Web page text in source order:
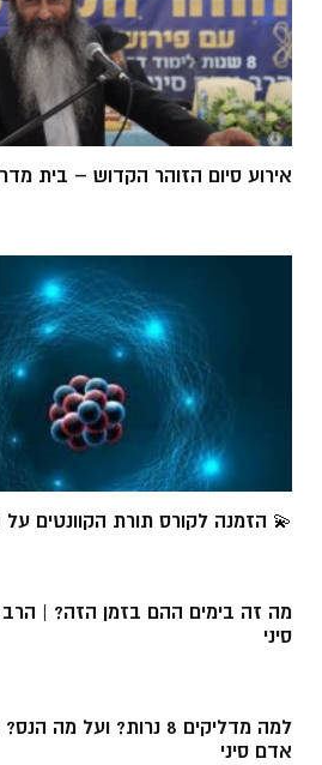
אירוע סיום הזוהר הקדוש – בית
💫 הזמנה לקורס תורת הקוונטים
מה זה בימים ההם בזמן הזה? |
סיני
למה מדליקים 8 נרות? ועל מה
אדם סיני